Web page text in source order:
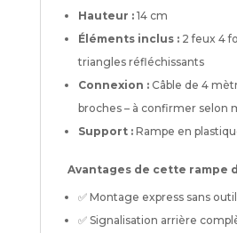
Hauteur :14 cm
Éléments inclus :2 feux 4
triangles réfléchissants
Connexion :Câble de 4
broches – à confirmer selon
Support :Rampe en
Avantages de cette rampe
✅ Montage express sans
✅ Signalisation arrière